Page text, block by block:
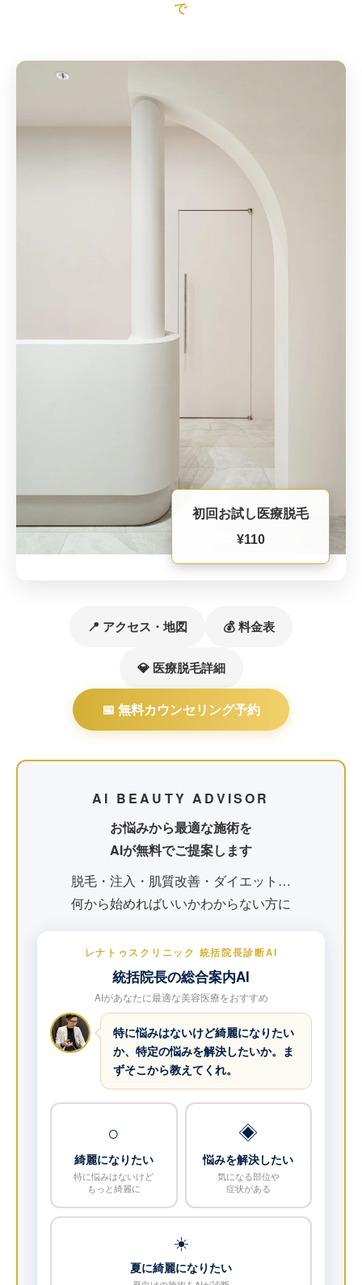
で
初回お試し医療脱毛
¥110
📍 アクセス・地図 💰 料金表
💎 医療脱毛詳細
📅 無料カウンセリング予約
AI BEAUTY ADVISOR
お悩みから最適な施術を
AIが無料でご提案します
脱毛・注入・肌質改善・ダイエット…
何から始めればいいかわからない方に
レナトゥスクリニック 統括院長診断AI
統括院長の総合案内AI
AIがあなたに最適な美容医療をおすすめ
特に悩みはないけど綺麗になりたい
か、特定の悩みを解決したいか。ま
ずそこから教えてくれ。
○
綺麗になりたい
特に悩みはないけど
もっと綺麗に
◈
悩みを解決したい
気になる部位や
症状がある
☀️
夏に綺麗になりたい